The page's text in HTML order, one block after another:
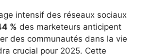
intensif des réseaux sociaux
% des marketeurs anticipent
des communautés dans la vie
crucial pour 2025. Cette